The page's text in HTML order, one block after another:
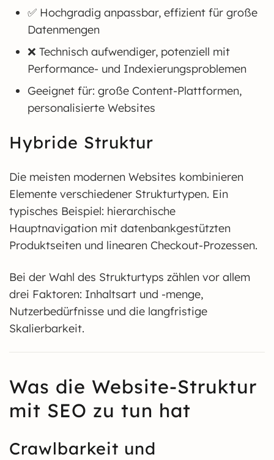
✅ Hochgradig anpassbar, effizient für große
Datenmengen
❌ Technisch aufwendiger, potenziell mit
Performance- und Indexierungsproblemen
Geeignet für: große Content-Plattformen,
personalisierte Websites
Hybride Struktur
Die meisten modernen Websites kombinieren
Elemente verschiedener Strukturtypen. Ein
typisches Beispiel: hierarchische
Hauptnavigation mit datenbankgestützten
Produktseiten und linearen Checkout-Prozessen.
Bei der Wahl des Strukturtyps zählen vor allem
drei Faktoren: Inhaltsart und -menge,
Nutzerbedürfnisse und die langfristige
Skalierbarkeit.
Was die Website-Struktur
mit SEO zu tun hat
Crawlbarkeit und